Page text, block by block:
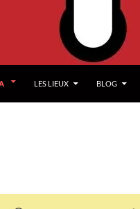
LES LIEUX BLOG